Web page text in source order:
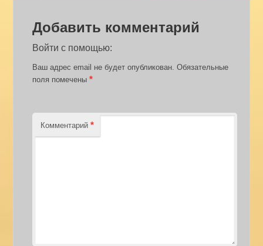
Добавить комментарий
Войти с помощью:
Ваш адрес email не будет опубликован. Обязательные
поля помечены*
Комментарий*